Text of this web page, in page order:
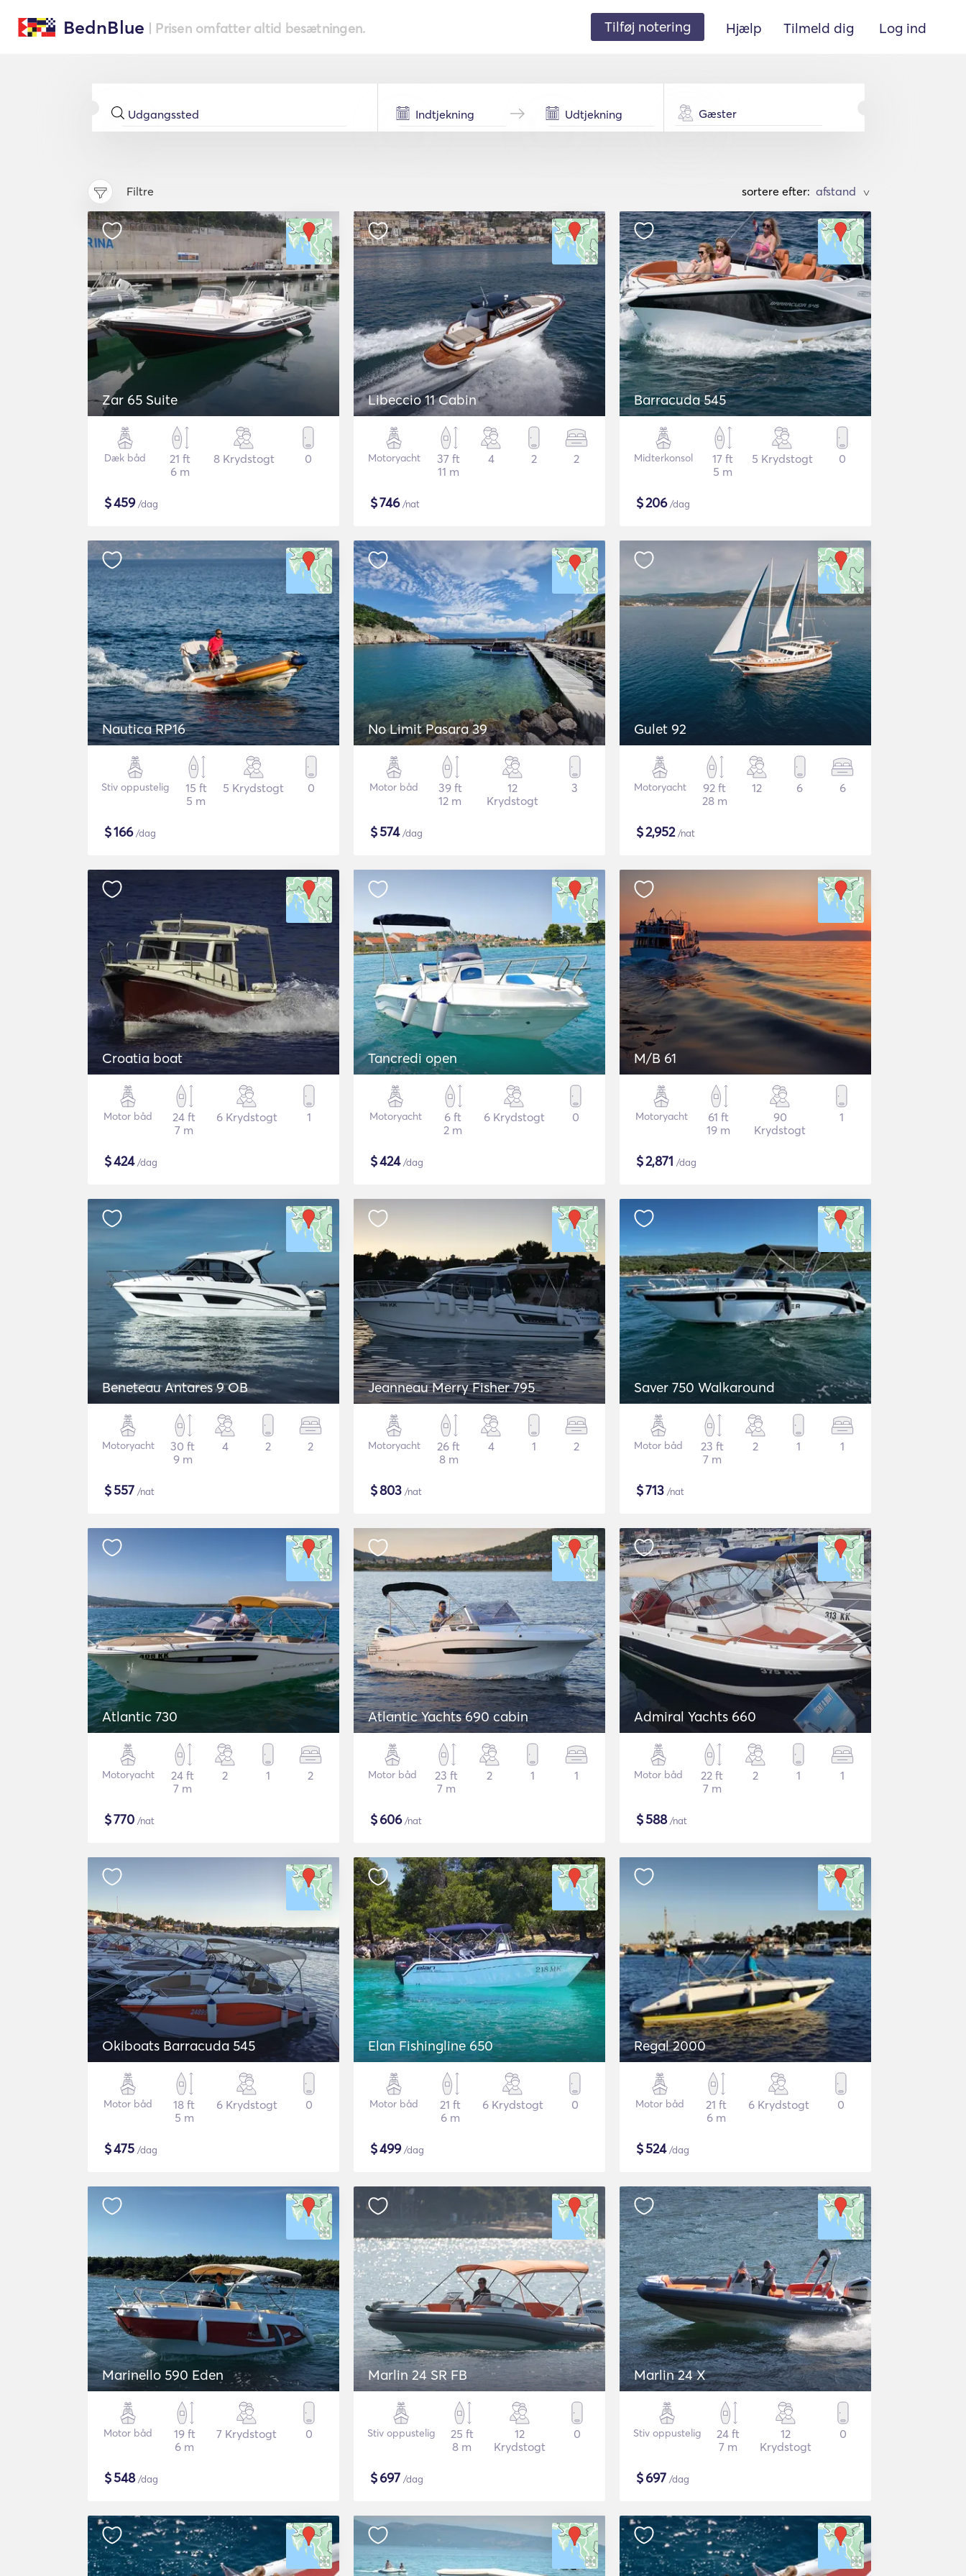
BednBlue | Prisen omfatter altid besætningen. Tilføj notering Hjælp Tilmeld dig Log ind
Gæster
Filtre sortere efter: >
Zar 65 Suite
Dæk båd
21 ft
6 m
8 Krydstogt 0
$459/dag
Libeccio 11 Cabin
Motoryacht
37 ft
11 m
4 2 2
$746/nat
Barracuda 545
Midterkonsol
17 ft
5 m
5 Krydstogt 0
$206/dag
Nautica RP16
Stiv oppustelig
15 ft
5 m
5 Krydstogt 0
$166/dag
No Limit Pasara 39
Motor båd
39 ft
12 m
12
Krydstogt
3
$574/dag
Gulet 92
Motoryacht
92 ft
28 m
12 6 6
$2,952/nat
Croatia boat
Motor båd
24 ft
7 m
6 Krydstogt 1
$424/dag
Tancredi open
Motoryacht
6 ft
2 m
6 Krydstogt 0
$424/dag
M/B 61
Motoryacht
61 ft
19 m
90
Krydstogt
1
$2,871 /dag
Beneteau Antares 9 OB
Motoryacht
30 ft
9 m
4 2 2
$557 /nat
Jeanneau Merry Fisher 795
Motoryacht
26 ft
8 m
4 1 2
$803 /nat
Saver 750 Walkaround
Motor båd
23 ft
7 m
2 1 1
$713 /nat
Atlantic 730
Motoryacht
24 ft
7 m
2 1 2
$770 /nat
Atlantic Yachts 690 cabin
Motor båd
23 ft
7 m
2 1 1
$606/nat
Admiral Yachts 660
Motor båd
22 ft
7 m
2 1 1
$588/nat
Okiboats Barracuda 545
Motor båd
18 ft
5 m
6 Krydstogt 0
$475 /dag
Elan Fishingline 650
Motor båd
21 ft
6 m
6 Krydstogt 0
$499/dag
Regal 2000
Motor båd
21 ft
6 m
6 Krydstogt 0
$524/dag
Marinello 590 Eden
Motor båd
19 ft
6 m
7 Krydstogt 0
$548/dag
Marlin 24 SR FB
Stiv oppustelig
25 ft
8 m
12
Krydstogt
0
$697 /dag
Marlin 24 X
Stiv oppustelig
24 ft
7 m
12
Krydstogt
0
$697 /dag